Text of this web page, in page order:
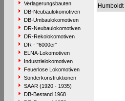
Verlagerungsbauten
DB-Neubaulokomotiven
DB-Umbaulokomotiven
DR-Neubaulokomotiven
DR-Rekolokomotiven
DR - "6000er"
ELNA-Lokomotiven
Industrielokomotiven
Feuerlose Lokomotiven
Sonderkonstruktionen
SAAR (1920 - 1935)
DB-Bestand 1968
Humboldt